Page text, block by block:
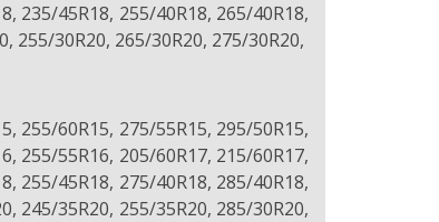
235/45R18, 255/40R18, 265/40R18,
255/30R20, 265/30R20, 275/30R20,
255/60R15, 275/55R15, 295/50R15,
255/55R16, 205/60R17, 215/60R17,
255/45R18, 275/40R18, 285/40R18,
245/35R20, 255/35R20, 285/30R20,